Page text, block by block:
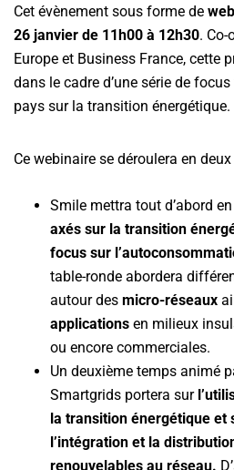
Cet évènement sous forme de
26 janvier de 11h00 à 12h30. Co-
Europe et Business France, cette
dans le cadre d’une série de
pays sur la transition énergétique.
Ce webinaire se déroulera en
Smile mettra tout d’abord
axés sur la transition
focus sur
table-ronde abordera
autour des micro-réseaux
applications en milieux
ou encore commerciales.
Un deuxième temps animé
Smartgrids portera sur
la transition énergétique et
l’intégration et la
renouvelables au réseau.